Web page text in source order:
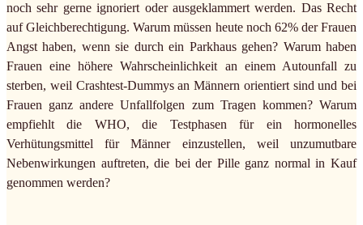
noch sehr gerne ignoriert oder ausgeklammert werden. Das Recht
auf Gleichberechtigung. Warum müssen heute noch 62% der Frauen
Angst haben, wenn sie durch ein Parkhaus gehen? Warum haben
Frauen eine höhere Wahrscheinlichkeit an einem Autounfall zu
sterben, weil Crashtest-Dummys an Männern orientiert sind und bei
Frauen ganz andere Unfallfolgen zum Tragen kommen? Warum
empfiehlt die WHO, die Testphasen für ein hormonelles
Verhütungsmittel für Männer einzustellen, weil unzumutbare
Nebenwirkungen auftreten, die bei der Pille ganz normal in Kauf
genommen werden?